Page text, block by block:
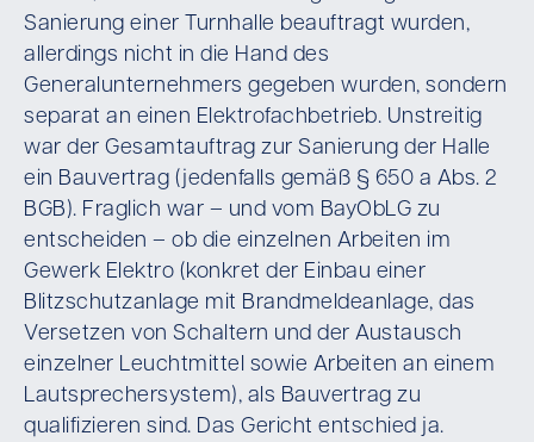
Sanierung einer Turnhalle beauftragt wurden,
allerdings nicht in die Hand des
Generalunternehmers gegeben wurden, sondern
separat an einen Elektrofachbetrieb. Unstreitig
war der Gesamtauftrag zur Sanierung der Halle
ein Bauvertrag (jedenfalls gemäß § 650 a Abs. 2
BGB). Fraglich war – und vom BayObLG zu
entscheiden – ob die einzelnen Arbeiten im
Gewerk Elektro (konkret der Einbau einer
Blitzschutzanlage mit Brandmeldeanlage, das
Versetzen von Schaltern und der Austausch
einzelner Leuchtmittel sowie Arbeiten an einem
Lautsprechersystem), als Bauvertrag zu
qualifizieren sind. Das Gericht entschied ja.